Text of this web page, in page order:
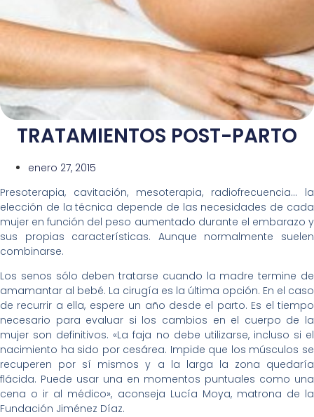
TRATAMIENTOS POST-PARTO
enero 27, 2015
Presoterapia, cavitación, mesoterapia, radiofrecuencia… la
elección de la técnica depende de las necesidades de cada
mujer en función del peso aumentado durante el embarazo y
sus propias características. Aunque normalmente suelen
combinarse.
Los senos sólo deben tratarse cuando la madre termine de
amamantar al bebé. La cirugía es la última opción. En el caso
de recurrir a ella, espere un año desde el parto. Es el tiempo
necesario para evaluar si los cambios en el cuerpo de la
mujer son definitivos. «La faja no debe utilizarse, incluso si el
nacimiento ha sido por cesárea. Impide que los músculos se
recuperen por sí mismos y a la larga la zona quedaría
flácida. Puede usar una en momentos puntuales como una
cena o ir al médico», aconseja Lucía Moya, matrona de la
Fundación Jiménez Díaz.